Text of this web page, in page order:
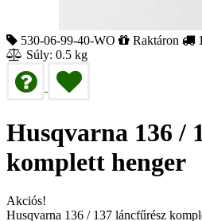
530-06-99-40-WO Raktáron
Súly: 0.5 kg
Husqvarna 136 /
komplett henger
Akciós!
Husqvarna 136 / 137 láncfűrész